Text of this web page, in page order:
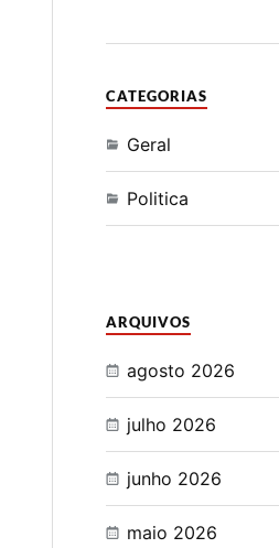
CATEGORIAS
Geral
Politica
ARQUIVOS
agosto 2026
julho 2026
junho 2026
maio 2026